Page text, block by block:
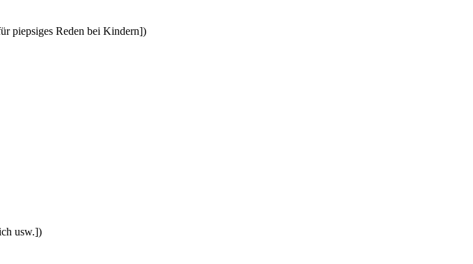
piepsiges Reden bei Kindern])
usw.])